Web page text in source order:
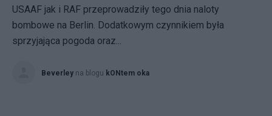
USAAF jak i RAF przeprowadziły tego dnia naloty
bombowe na Berlin. Dodatkowym czynnikiem była
sprzyjająca pogoda oraz...
Beverley na blogu kONtem oka